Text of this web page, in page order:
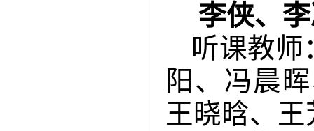
李侠、
听课教师
阳、冯晨
王晓晗、